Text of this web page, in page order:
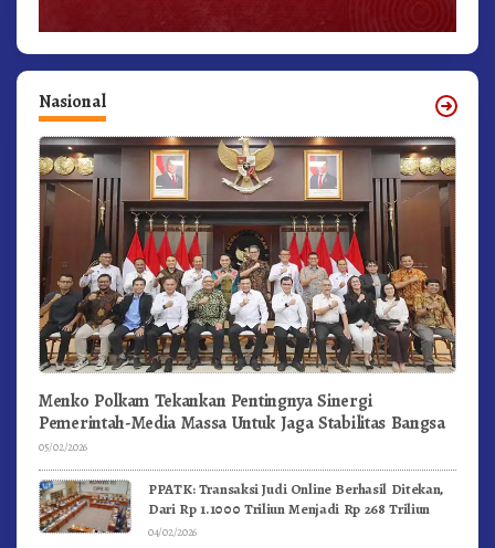
Nasional
Menko Polkam Tekankan Pentingnya Sinergi
Pemerintah-Media Massa Untuk Jaga Stabilitas Bangsa
05/02/2026
PPATK: Transaksi Judi Online Berhasil Ditekan,
Dari Rp 1.1000 Triliun Menjadi Rp 268 Triliun
04/02/2026